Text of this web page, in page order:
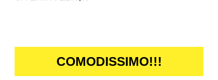
COMODISSIMO!!!